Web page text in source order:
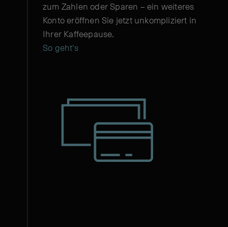
zum Zahlen oder Sparen – ein weiteres
Konto eröffnen Sie jetzt unkompliziert in
Ihrer Kaffeepause.
So geht's